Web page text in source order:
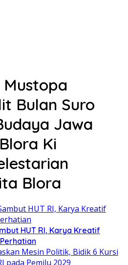
Mustopa
Bulan Suro
Jawa
Ki
Blora
HUT RI, Karya Kreatif